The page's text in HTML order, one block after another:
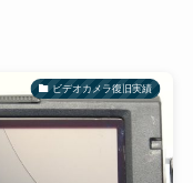
ビデオカメラ復旧実績